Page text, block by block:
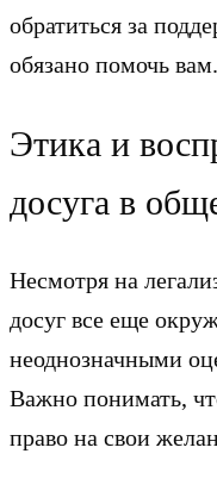
обратиться за
обязано помочь вам.
Этика и
досуга в
Несмотря на
досуг все еще
неоднозначными
Важно понимать,
право на свои